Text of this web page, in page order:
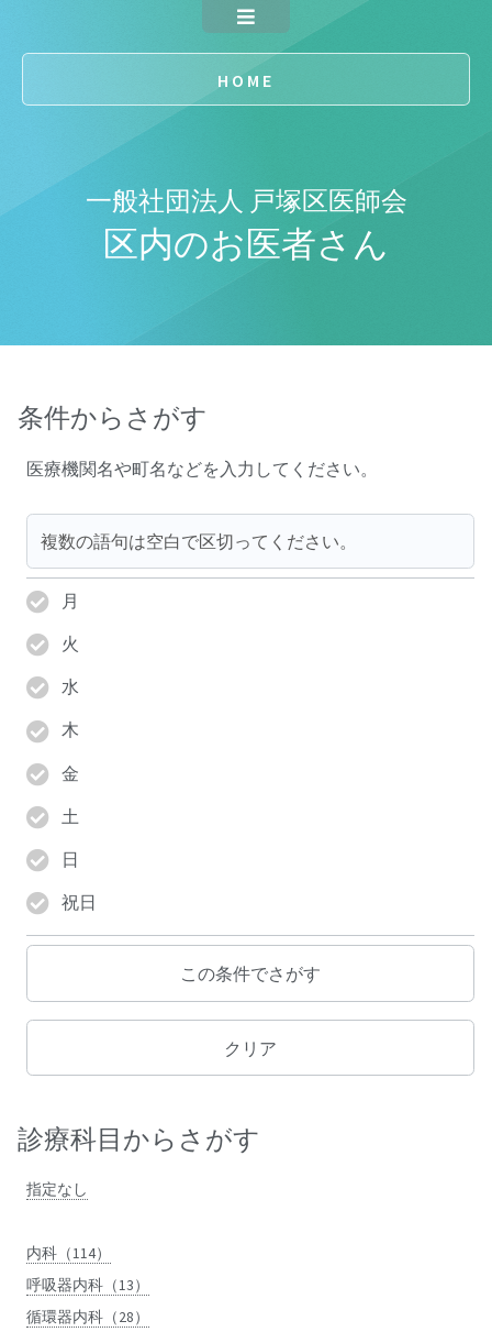
HOME
一般社団法人 戸塚区医師会
区内のお医者さん
条件からさがす
医療機関名や町名などを入力してください。
月
火
水
木
金
土
日
祝日
診療科目からさがす
指定なし
内科（114）
呼吸器内科（13）
循環器内科（28）